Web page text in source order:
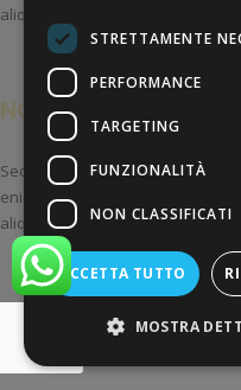
aliquip ex ea commodo
NOISE REDUCTION
Sed do eiusmod tempor
enim ad minim veniam, quis
aliquip ex ea commodo
ISCRIVITI
STRETTAMENTE
PERFORMANCE
TARGETING
FUNZIONALITÀ
NON CLASSIFICATI
ACCETTA TUTTO
MOSTRA